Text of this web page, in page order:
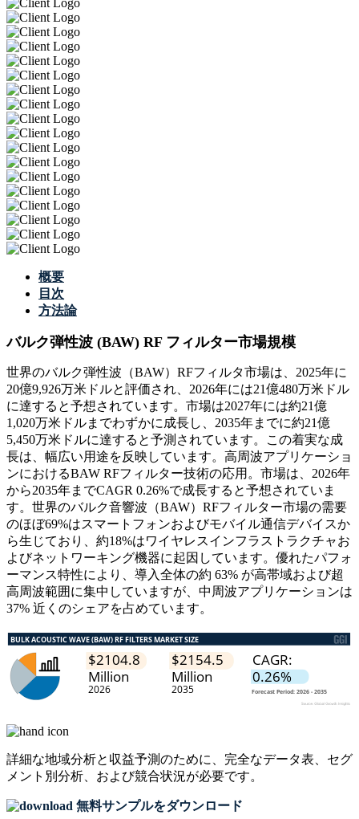
概要
目次
方法論
バルク弾性波 (BAW) RF フィルター市場規模
世界のバルク弾性波（BAW）RFフィルタ市場は、2025年に
20億9,926万米ドルと評価され、2026年には21億480万米ドル
に達すると予想されています。市場は2027年には約21億
1,020万米ドルまでわずかに成長し、2035年までに約21億
5,450万米ドルに達すると予測されています。この着実な成
長は、幅広い用途を反映しています。高周波アプリケーショ
ンにおけるBAW RFフィルター技術の応用。市場は、2026年
から2035年までCAGR 0.26%で成長すると予想されていま
す。世界のバルク音響波（BAW）RFフィルター市場の需要
のほぼ69%はスマートフォンおよびモバイル通信デバイスか
ら生じており、約18%はワイヤレスインフラストラクチャお
よびネットワーキング機器に起因しています。優れたパフォ
ーマンス特性により、導入全体の約 63% が高帯域および超
高周波範囲に集中していますが、中周波アプリケーションは
37% 近くのシェアを占めています。
詳細な地域分析と収益予測のために、 完全なデータ表、セグ
メント別分析、および競合状況が必要です。
無料サンプルをダウンロード